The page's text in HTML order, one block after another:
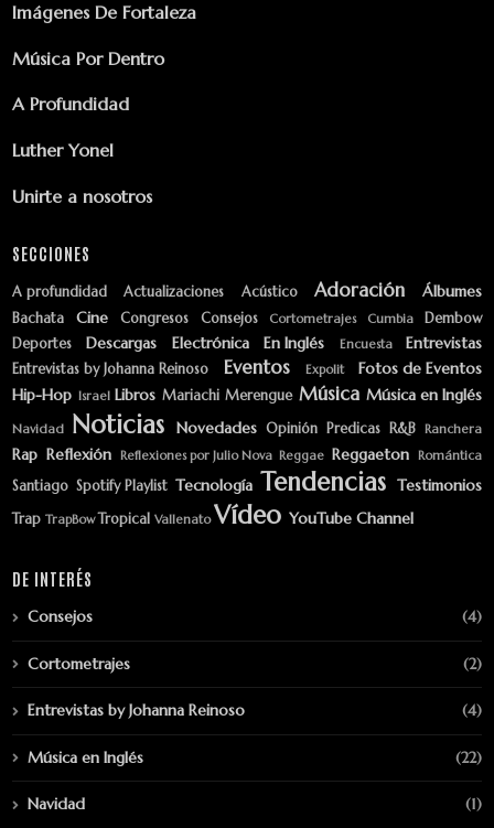
Imágenes De Fortaleza
Música Por Dentro
A Profundidad
Luther Yonel
Unirte a nosotros
SECCIONES
A profundidad Actualizaciones Acústico Adoración Álbumes
Bachata Cine Congresos Consejos Cortometrajes Cumbia
Dembow
Deportes
Descargas Electrónica En Inglés Encuesta Entrevistas
Entrevistas by Johanna Reinoso Eventos Expolit
Fotos de Eventos
Hip-Hop Israel Libros Mariachi Merengue Música Música en Inglés
Navidad Noticias Novedades Opinión Predicas R&B Ranchera
Rap Reflexión Reflexiones por Julio Nova Reggae Reggaeton Romántica
Santiago Spotify Playlist Tecnología Tendencias Testimonios
Trap TrapBow Tropical Vallenato Vídeo YouTube Channel
DE INTERÉS
Consejos (4)
Cortometrajes (2)
Entrevistas by Johanna Reinoso (4)
Música en Inglés (22)
Navidad (1)